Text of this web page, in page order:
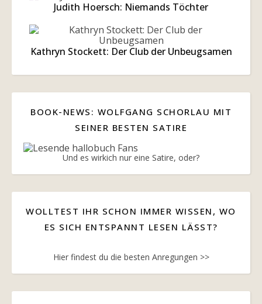
Judith Hoersch: Niemands Töchter
Kathryn Stockett: Der Club der Unbeugsamen
BOOK-NEWS: WOLFGANG SCHORLAU MIT
SEINER BESTEN SATIRE
Und es wirkich nur eine Satire, oder?
WOLLTEST IHR SCHON IMMER WISSEN, WO
ES SICH ENTSPANNT LESEN LÄSST?
Hier findest du die besten Anregungen >>